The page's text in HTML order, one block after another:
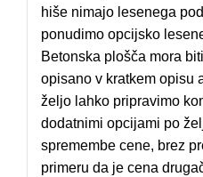
hiše nimajo lesenega
ponudimo opcijsko
Betonska plošča mora
opisano v kratkem opisu
željo lahko pripravimo
dodatnimi opcijami po
spremembe cene, brez
primeru da je cena